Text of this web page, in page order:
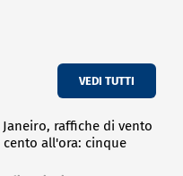
VEDI TUTTI
Janeiro, raffiche di vento
all'ora: cinque